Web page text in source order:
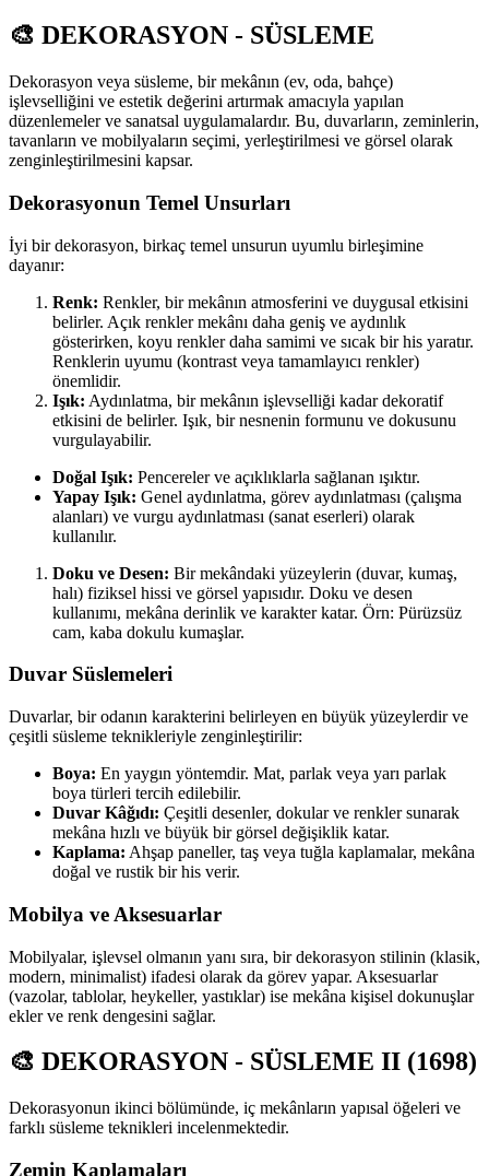
🎨 DEKORASYON - SÜSLEME
Dekorasyon veya süsleme, bir mekânın (ev, oda, bahçe)
işlevselliğini ve estetik değerini artırmak amacıyla yapılan
düzenlemeler ve sanatsal uygulamalardır. Bu, duvarların, zeminlerin,
tavanların ve mobilyaların seçimi, yerleştirilmesi ve görsel olarak
zenginleştirilmesini kapsar.
Dekorasyonun Temel Unsurları
İyi bir dekorasyon, birkaç temel unsurun uyumlu birleşimine
dayanır:
Renk: Renkler, bir mekânın atmosferini ve duygusal etkisini
belirler. Açık renkler mekânı daha geniş ve aydınlık
gösterirken, koyu renkler daha samimi ve sıcak bir his yaratır.
Renklerin uyumu (kontrast veya tamamlayıcı renkler)
önemlidir.
Işık: Aydınlatma, bir mekânın işlevselliği kadar dekoratif
etkisini de belirler. Işık, bir nesnenin formunu ve dokusunu
vurgulayabilir.
Doğal Işık: Pencereler ve açıklıklarla sağlanan ışıktır.
Yapay Işık: Genel aydınlatma, görev aydınlatması (çalışma
alanları) ve vurgu aydınlatması (sanat eserleri) olarak
kullanılır.
Doku ve Desen: Bir mekândaki yüzeylerin (duvar, kumaş,
halı) fiziksel hissi ve görsel yapısıdır. Doku ve desen
kullanımı, mekâna derinlik ve karakter katar. Örn: Pürüzsüz
cam, kaba dokulu kumaşlar.
Duvar Süslemeleri
Duvarlar, bir odanın karakterini belirleyen en büyük yüzeylerdir ve
çeşitli süsleme teknikleriyle zenginleştirilir:
Boya: En yaygın yöntemdir. Mat, parlak veya yarı parlak
boya türleri tercih edilebilir.
Duvar Kâğıdı: Çeşitli desenler, dokular ve renkler sunarak
mekâna hızlı ve büyük bir görsel değişiklik katar.
Kaplama: Ahşap paneller, taş veya tuğla kaplamalar, mekâna
doğal ve rustik bir his verir.
Mobilya ve Aksesuarlar
Mobilyalar, işlevsel olmanın yanı sıra, bir dekorasyon stilinin (klasik,
modern, minimalist) ifadesi olarak da görev yapar. Aksesuarlar
(vazolar, tablolar, heykeller, yastıklar) ise mekâna kişisel dokunuşlar
ekler ve renk dengesini sağlar.
🎨 DEKORASYON - SÜSLEME II (1698)
Dekorasyonun ikinci bölümünde, iç mekânların yapısal öğeleri ve
farklı süsleme teknikleri incelenmektedir.
Zemin Kaplamaları